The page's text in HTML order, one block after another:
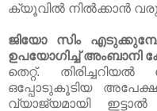
ക്യൂവില്‍ നില്‍ക്കാന്‍
ജിയോ സിം
ഉപയോഗിച്ച് അംബാനി
തെറ്റ്.
ഒപ്പോടുകൂടിയ
വ്യാജ്യമായി